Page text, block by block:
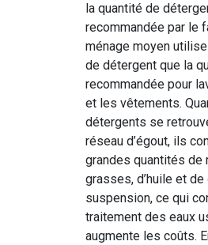
la quantité de
recommandée par le
ménage moyen
de détergent que la
recommandée pour
et les vêtements.
détergents se
réseau d’égout, ils
grandes quantités de
grasses, d’huile et
suspension, ce qui
traitement des eaux
augmente les coûts.